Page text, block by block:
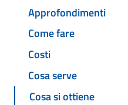
Approfondimenti
Come fare
Costi
Cosa serve
Cosa si ottiene